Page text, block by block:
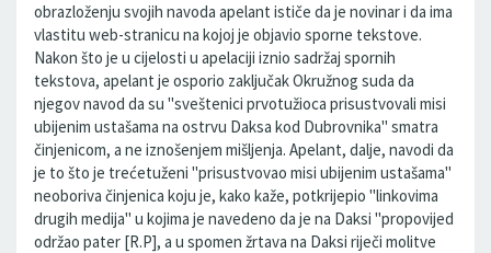
obrazloženju svojih navoda apelant ističe da je novinar i da ima
vlastitu web-stranicu na kojoj je objavio sporne tekstove.
Nakon što je u cijelosti u apelaciji iznio sadržaj spornih
tekstova, apelant je osporio zaključak Okružnog suda da
njegov navod da su "sveštenici prvotužioca prisustvovali misi
ubijenim ustašama na ostrvu Daksa kod Dubrovnika" smatra
činjenicom, a ne iznošenjem mišljenja. Apelant, dalje, navodi da
je to što je trećetuženi "prisustvovao misi ubijenim ustašama"
neoboriva činjenica koju je, kako kaže, potkrijepio "linkovima
drugih medija" u kojima je navedeno da je na Daksi "propovijed
održao pater [R.P], a u spomen žrtava na Daksi riječi molitve